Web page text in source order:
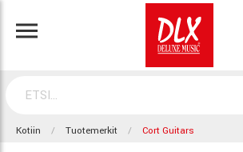
Kotiin Tuotemerkit Cort Guitars